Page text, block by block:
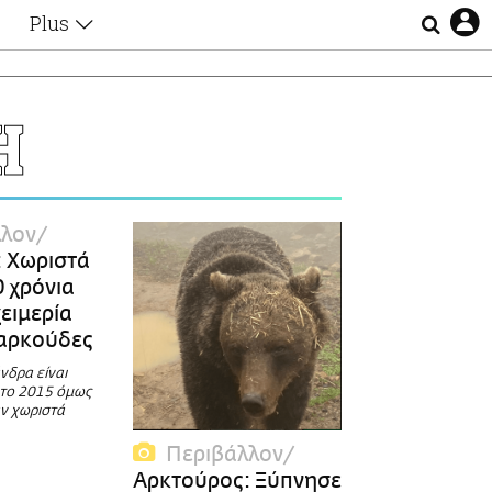
Plus
Οι Αθηναίοι
Απώλειες
Lgbtqi+
Επιλογές
είναι
το 2015 όμως
χωριστά
Περιβάλλον
Αρκτούρος: Ξύπνησε